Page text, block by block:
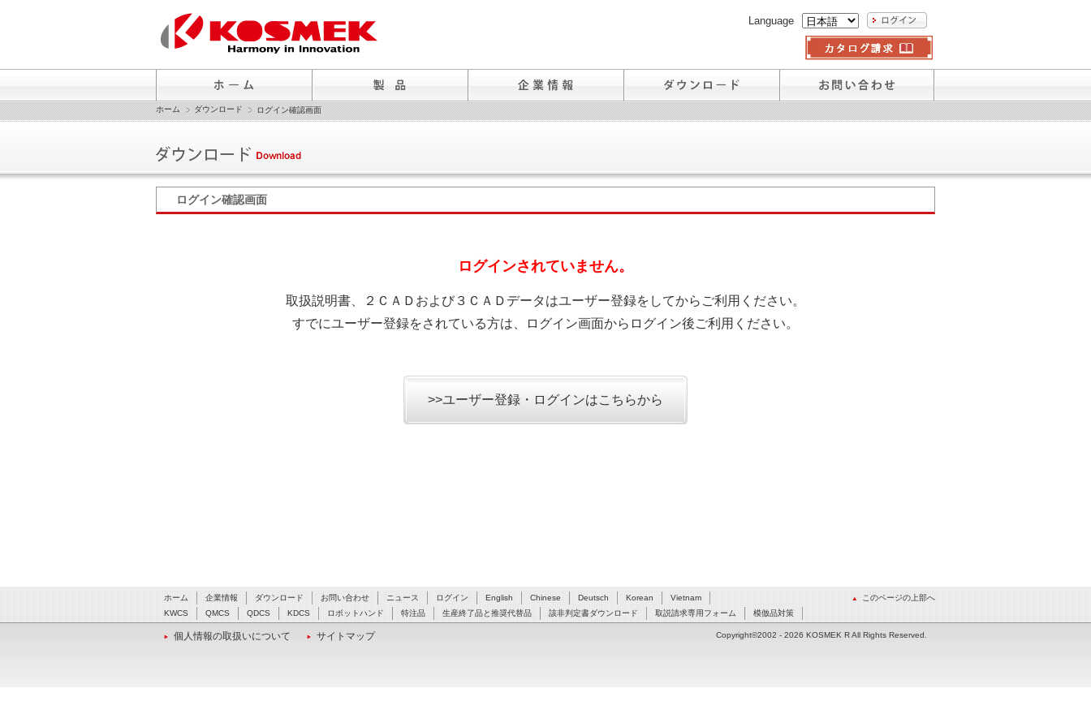
Language
ホーム ダウンロード ログイン確認画面
ログイン確認画面
ログインされていません。
取扱説明書、２ＣＡＤおよび３ＣＡＤデータはユーザー登録をしてからご利用ください。
すでにユーザー登録をされている方は、ログイン画面からログイン後ご利用ください。
>>ユーザー登録・ログインはこちらから
このページの上部へ
ホーム 企業情報 ダウンロード お問い合わせ ニュース ログイン English Chinese Deutsch Korean
Vietnam
KWCS
QMCS QDCS KDCS ロボットハンド 特注品 生産終了品と推奨代替品 該非判定書ダウンロード 取説請求専用フォーム 模倣品対策
個人情報の取扱いについて サイトマップ Copyright©2002 - 2026 KOSMEK R All Rights Reserved.